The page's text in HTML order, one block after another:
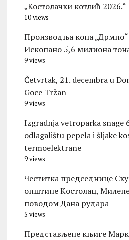
„Костолачки котлић 2026.“
10 views
Производња копа „Дрмно“
Ископано 5,6 милиона
9 views
Četvrtak, 21. decembra u
Goce Tržan
9 views
Izgradnja vetroparka snage
odlagalištu pepela i šljake
termoelektrane
9 views
Честитка председнице
општине Kостолац,
поводом Дана рудара
5 views
Представљене књиге